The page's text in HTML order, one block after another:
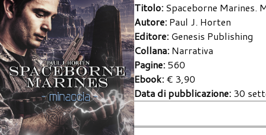
Titolo: Spaceborne Marines.
Autore: Paul J. Horten
Editore: Genesis Publishing
Collana: Narrativa
Pagine: 560
Ebook: € 3,90
Data di pubblicazione: 30